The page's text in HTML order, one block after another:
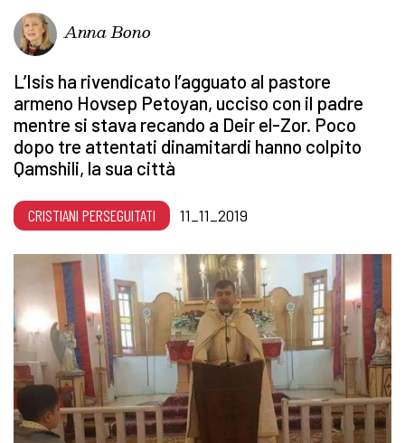
Anna Bono
L’Isis ha rivendicato l’agguato al pastore
armeno Hovsep Petoyan, ucciso con il padre
mentre si stava recando a Deir el-Zor. Poco
dopo tre attentati dinamitardi hanno colpito
Qamshili, la sua città
CRISTIANI PERSEGUITATI 11_11_2019